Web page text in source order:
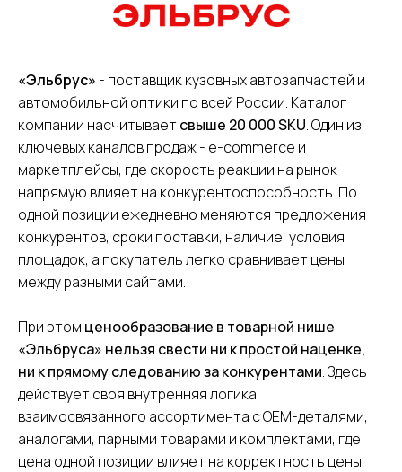
+7
Я даюсогласие на обработку персональных данных
Я соглашаюсь c политикой конфиденциальности
Отправить заявку
«Эльбрус» - поставщик кузовных автозапчастей и
автомобильной оптики по всей России. Каталог
компании насчитываетсвыше 20 000 SKU. Один из
ключевых каналов продаж - e-commerce и
маркетплейсы, где скорость реакции на рынок
напрямую влияет на конкурентоспособность. По
одной позиции ежедневно меняются предложения
конкурентов, сроки поставки, наличие, условия
площадок, а покупатель легко сравнивает цены
между разными сайтами.
При этом ценообразование в товарной нише
«Эльбруса» нельзя свести ни к простой наценке,
ни к прямому следованию за конкурентами. Здесь
действует своя внутренняя логика
взаимосвязанного ассортимента с OEM-деталями,
аналогами, парными товарами и комплектами, где
цена одной позиции влияет на корректность цены